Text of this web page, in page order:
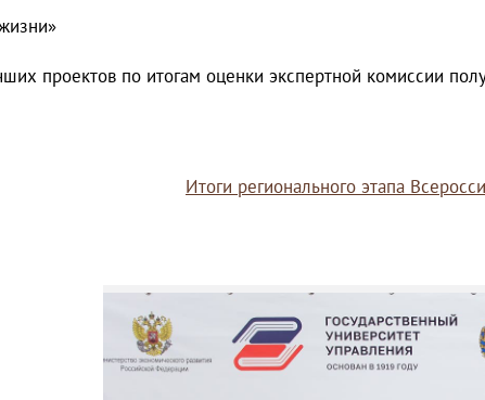
проектов по итогам оценки экспертной комиссии
Итоги регионального этапа